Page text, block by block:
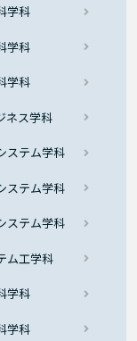
学科
学科
学科
ス学科
テム学科
テム学科
テム学科
ム工学科
学科
学科